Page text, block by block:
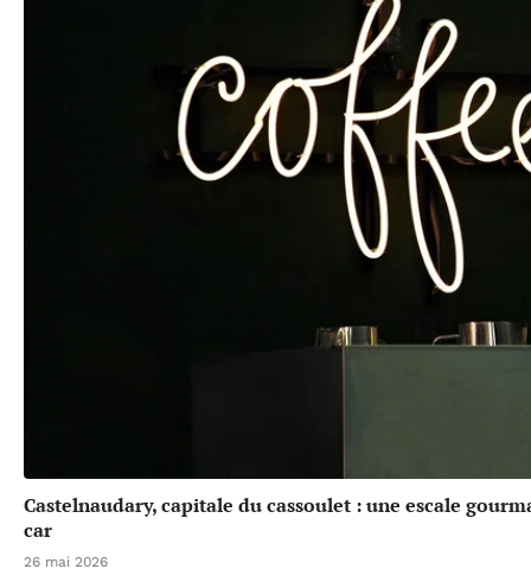
Castelnaudary, capitale du cassoulet : une escale
car
26 mai 2026